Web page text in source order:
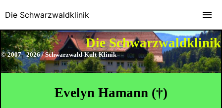
Die Schwarzwaldklinik
© 2007 - 2026 / Schwarzwald-Kult-Klinik
Evelyn Hamann (†)
Die Schwarzwaldklinik